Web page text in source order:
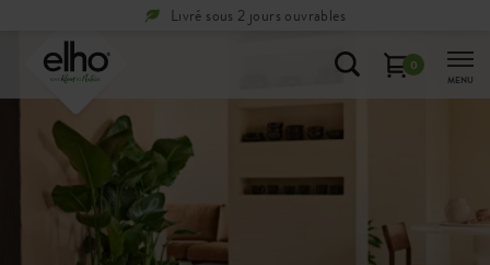
Livré sous 2 jours ouvrables
0
MENU